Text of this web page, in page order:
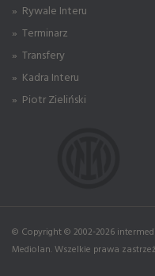
» Rywale Interu
» Terminarz
» Transfery
» Kadra Interu
» Piotr Zieliński
© Copyright © 2002-2026
Mediolan. Wszelkie prawa